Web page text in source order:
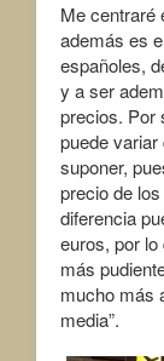
Me centraré
además es
españoles,
y a ser
precios. Por
puede
suponer,
precio de
diferencia
euros, por lo
más
mucho más
media”.